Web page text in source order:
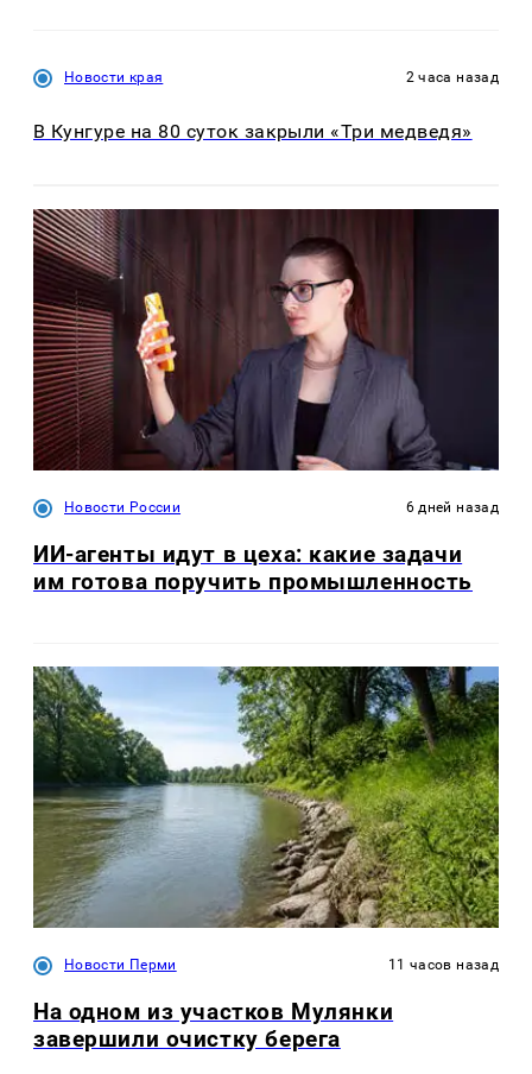
Новости края 2 часа назад
В Кунгуре на 80 суток закрыли «Три медведя»
Новости России 6 дней назад
ИИ-агенты идут в цеха: какие задачи
им готова поручить промышленность
Новости Перми 11 часов назад
На одном из участков Мулянки
завершили очистку берега